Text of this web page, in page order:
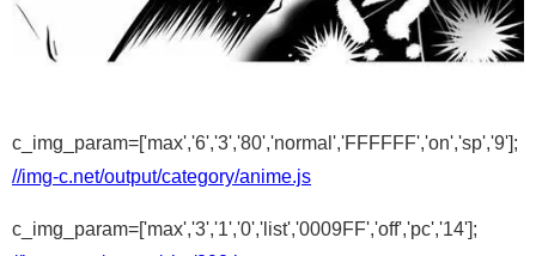
c_img_param=['max','6','3','80','normal','FFFFFF','on','sp','9'];
//img-c.net/output/category/anime.js
c_img_param=['max','3','1','0','list','0009FF','off','pc','14'];